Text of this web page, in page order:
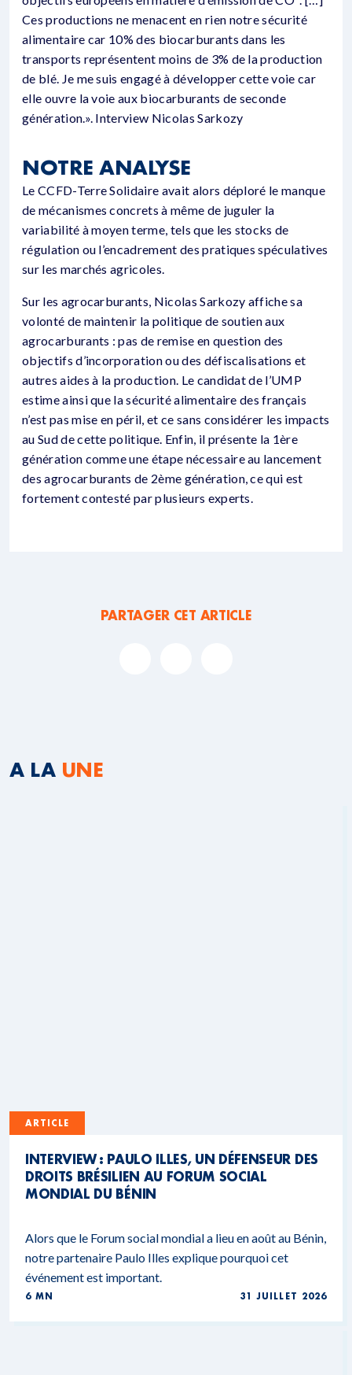
Ces productions ne menacent en rien notre sécurité
alimentaire car 10% des biocarburants dans les
transports représentent moins de 3% de la production
de blé. Je me suis engagé à développer cette voie car
elle ouvre la voie aux biocarburants de seconde
génération.». Interview Nicolas Sarkozy
NOTRE ANALYSE
Le CCFD-Terre Solidaire avait alors déploré le manque
de mécanismes concrets à même de juguler la
variabilité à moyen terme, tels que les stocks de
régulation ou l’encadrement des pratiques spéculatives
sur les marchés agricoles.
Sur les agrocarburants, Nicolas Sarkozy affiche sa
volonté de maintenir la politique de soutien aux
agrocarburants : pas de remise en question des
objectifs d’incorporation ou des défiscalisations et
autres aides à la production. Le candidat de l’UMP
estime ainsi que la sécurité alimentaire des français
n’est pas mise en péril, et ce sans considérer les impacts
au Sud de cette politique. Enfin, il présente la 1ère
génération comme une étape nécessaire au lancement
des agrocarburants de 2ème génération, ce qui est
fortement contesté par plusieurs experts.
PARTAGER CET ARTICLE
A LA UNE
ARTICLE
INTERVIEW : PAULO ILLES, UN DÉFENSEUR DES
DROITS BRÉSILIEN AU FORUM SOCIAL
MONDIAL DU BÉNIN
Alors que le Forum social mondial a lieu en août au Bénin,
notre partenaire Paulo Illes explique pourquoi cet
événement est important.
6 MN 31 JUILLET 2026